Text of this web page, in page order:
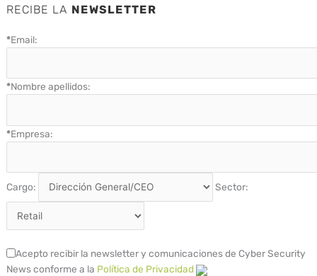
RECIBE LA NEWSLETTER
*Email:
*Nombre apellidos:
*Empresa:
Cargo: Sector:
Acepto recibir la newsletter y comunicaciones de Cyber Security
News conforme a la Política de Privacidad